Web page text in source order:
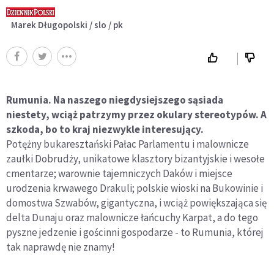
Marek Długopolski / slo / pk
Rumunia. Na naszego niegdysiejszego sąsiada
niestety, wciąż patrzymy przez okulary stereotypów. A
szkoda, bo to kraj niezwykle interesujący.
Potężny bukaresztański Pałac Parlamentu i malownicze
zaułki Dobrudży, unikatowe klasztory bizantyjskie i wesołe
cmentarze; warownie tajemniczych Daków i miejsce
urodzenia krwawego Drakuli; polskie wioski na Bukowinie i
domostwa Szwabów, gigantyczna, i wciąż powiększająca się
delta Dunaju oraz malownicze łańcuchy Karpat, a do tego
pyszne jedzenie i gościnni gospodarze - to Rumunia, której
tak naprawdę nie znamy!